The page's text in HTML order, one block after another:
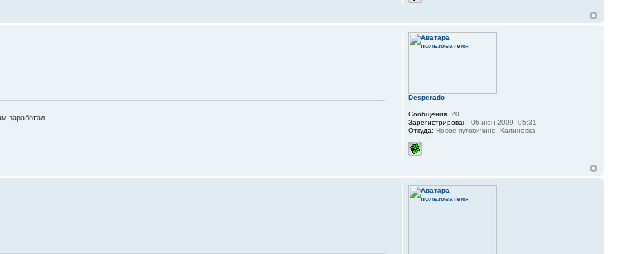
заработал!
Desperado
Сообщения: 20
Зарегистрирован: 06 июн 2009, 05:31
Откуда: Новое пуговичино, Калиновка